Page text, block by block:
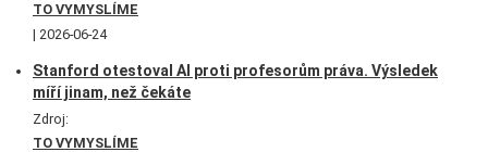
TO VYMYSLÍME
2026-06-24
Stanford otestoval AI proti profesorům práva. Výsledek
míří jinam, než čekáte
Zdroj:
TO VYMYSLÍME